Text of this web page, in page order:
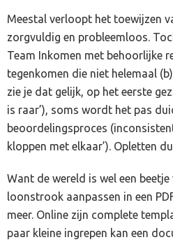
Meestal verloopt het toewijzen
zorgvuldig en probleemloos.
Team Inkomen met behoorlijke
tegenkomen die niet helemaal
zie je dat gelijk, op het eerste
is raar’), soms wordt het pas
beoordelingsproces
kloppen met elkaar’). Opletten
Want de wereld is wel een beetje
loonstrook aanpassen in een
meer. Online zijn complete
paar kleine ingrepen kan een